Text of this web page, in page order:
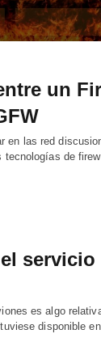
un
en las red
de
servicio
es algo
disponible